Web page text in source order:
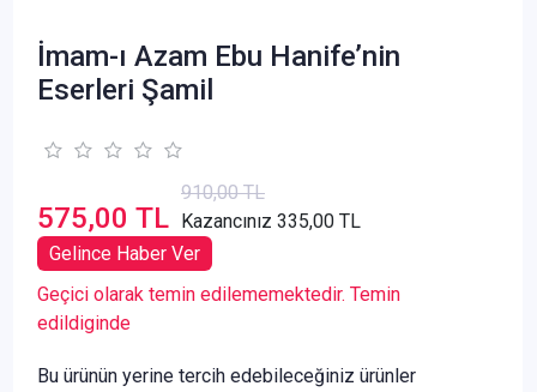
İmam-ı Azam Ebu Hanife’nin
Eserleri Şamil
575,00 TL
910,00 TL
Kazancınız 335,00 TL
Gelince Haber Ver
Geçici olarak temin edilememektedir. Temin
edildiginde
Bu ürünün yerine tercih edebileceğiniz ürünler